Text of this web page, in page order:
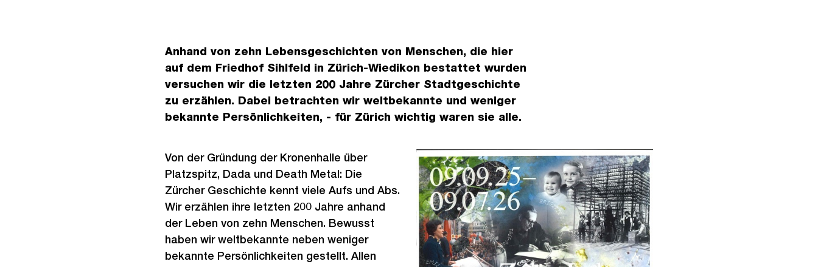
Anhand von zehn Lebensgeschichten von Menschen, die hier
auf dem Friedhof Sihlfeld in Zürich-Wiedikon bestattet wurden
versuchen wir die letzten 200 Jahre Zürcher Stadtgeschichte
zu erzählen. Dabei betrachten wir weltbekannte und weniger
bekannte Persönlichkeiten, - für Zürich wichtig waren sie alle.
Von der Gründung der Kronenhalle über
Platzspitz, Dada und Death Metal: Die
Zürcher Geschichte kennt viele Aufs und Abs.
Wir erzählen ihre letzten 200 Jahre anhand
der Leben von zehn Menschen. Bewusst
haben wir weltbekannte neben weniger
bekannte Persönlichkeiten gestellt. Allen